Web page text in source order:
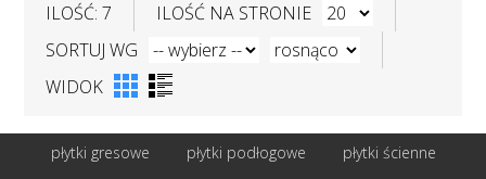
ILOŚĆ: 7
ILOŚĆ NA STRONIE
SORTUJ WG
WIDOK
płytki gresowe płytki podłogowe
płytki ścienne